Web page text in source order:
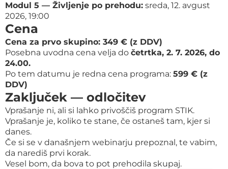
Modul 5 — Življenje po prehodu: sreda, 12. avgust
2026, 19:00
Cena
Cena za prvo skupino: 349 € (z DDV)
Posebna uvodna cena velja do četrtka, 2. 7. 2026, do
24.00.
Po tem datumu je redna cena programa: 599 € (z
DDV)
Zaključek — odločitev
Vprašanje ni, ali si lahko privoščiš program STIK.
Vprašanje je, koliko te stane, če ostaneš tam, kjer si
danes.
Če si se v današnjem webinarju prepoznal, te vabim,
da narediš prvi korak.
Vesel bom, da bova to pot prehodila skupaj.